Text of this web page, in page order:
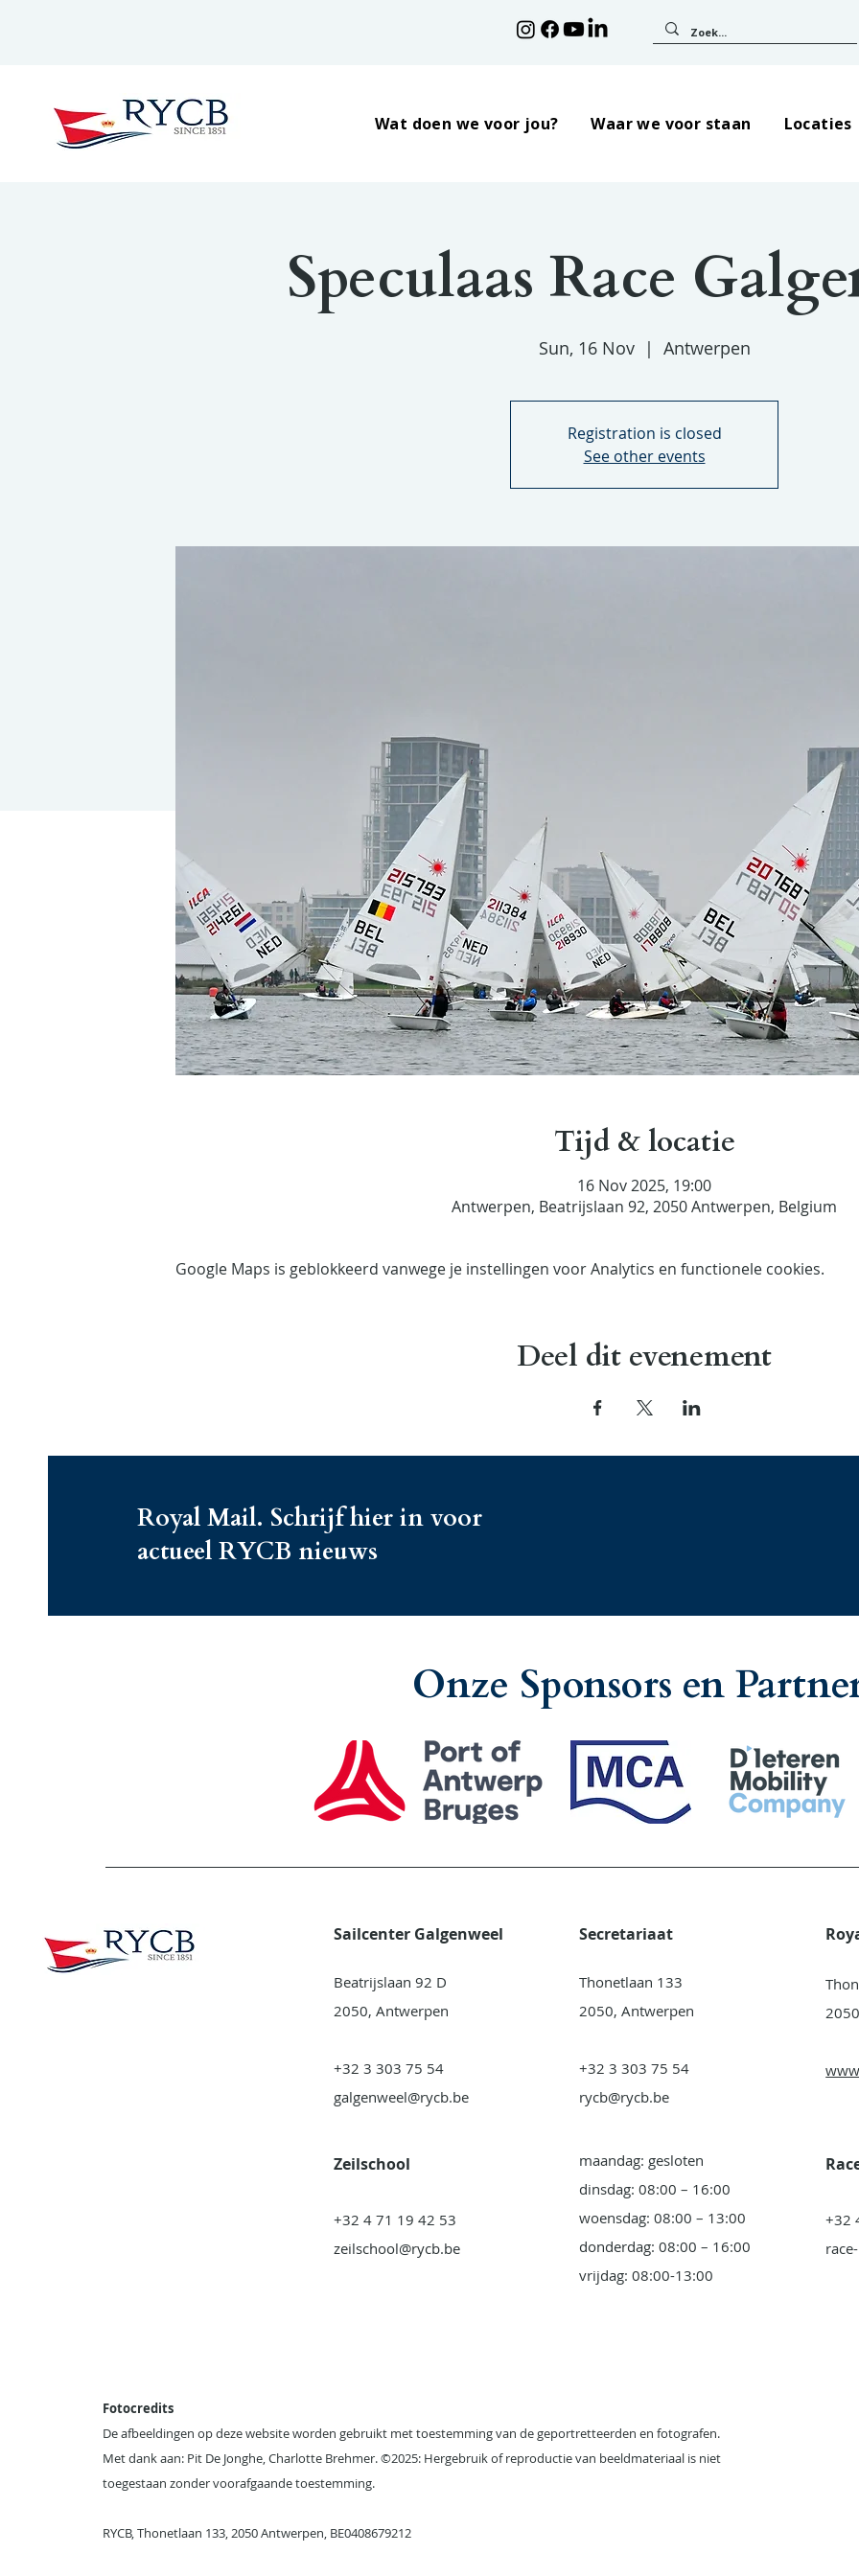
Wat doen we voor jou? Waar we voor staan Locaties
Speculaas Race
Sun, 16 Nov
  |
Antwerpen
Registration is closed
See other events
Tijd & locatie
16 Nov 2025, 19:00
Antwerpen, Beatrijslaan 92, 2050 Antwerpen, Belgium
Google Maps is geblokkeerd vanwege je instellingen voor Analytics en functionele cookies.
Deel dit evenement
Royal Mail. Schrijf hier in voor
actueel RYCB nieuws
Onze Sponsors en
Sailcenter Galgenweel
Beatrijslaan 92 D
2050, Antwerpen
+32 3 303 75 54
galgenweel@rycb.be
Zeilschool
+32 4 71 19 42 53
zeilschool@rycb.be
Secretariaat
Thonetlaan 133
2050, Antwerpen
+32 3 303 75 54
rycb@rycb.be
maandag: gesloten
dinsdag: 08:00 – 16:00
woensdag: 08:00 – 13:00
donderdag: 08:00 – 16:00
vrijdag: 08:00-13:00
+32
Fotocredits
De afbeeldingen op deze website worden gebruikt met toestemming van de geportretteerden en fotografen.
Met dank aan: Pit De Jonghe, Charlotte Brehmer. ©2025: Hergebruik of reproductie van beeldmateriaal is niet
toegestaan zonder voorafgaande toestemming.
RYCB, Thonetlaan 133, 2050 Antwerpen, BE0408679212